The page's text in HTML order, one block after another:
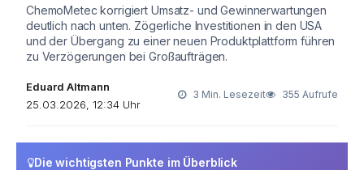
ChemoMetec korrigiert Umsatz- und Gewinnerwartungen
deutlich nach unten. Zögerliche Investitionen in den USA
und der Übergang zu einer neuen Produktplattform führen
zu Verzögerungen bei Großaufträgen.
Eduard Altmann
25.03.2026, 12:34 Uhr
3 Min. Lesezeit 355 Aufrufe
Die wichtigsten Punkte im Überblick